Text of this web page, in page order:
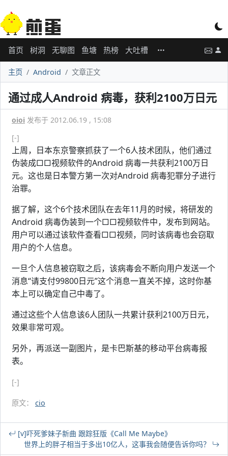
首页 树洞 无聊图 鱼塘 热榜 大吐槽
主页 Android 文章正文
通过成人Android 病毒，获利2100万日元
oioi 发布于 2012.06.19 , 15:08
[-]
上周，日本东京警察抓获了一个6人技术团队，他们通过
伪装成□□视频软件的Android 病毒一共获利2100万日
元。这也是日本警方第一次对Android 病毒犯罪分子进行
治罪。
据了解，这个6个技术团队在去年11月的时候，将研发的
Android 病毒伪装到一个□□视频软件中，发布到网站。
用户可以通过该软件查看□□视频，同时该病毒也会窃取
用户的个人信息。
一旦个人信息被窃取之后，该病毒会不断向用户发送一个
消息“请支付99800日元”这个消息一直关不掉，这时你基
本上可以确定自己中毒了。
通过这些个人信息该6人团队一共累计获利2100万日元，
效果非常可观。
另外，再派送一副图片，是卡巴斯基的移动平台病毒报
表。
[-]
原文： cio
[v]吓死爹妹子新曲 跟踪狂版《Call Me Maybe》
世界上的胖子相当于多出10亿人，这事我会随便告诉你吗？